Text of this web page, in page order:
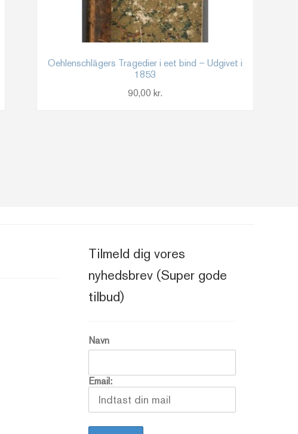
Oehlenschlägers Tragedier i eet bind – Udgivet i
1853
90,00kr.
Tilmeld dig vores
nyhedsbrev (Super gode
tilbud)
Navn
Email: